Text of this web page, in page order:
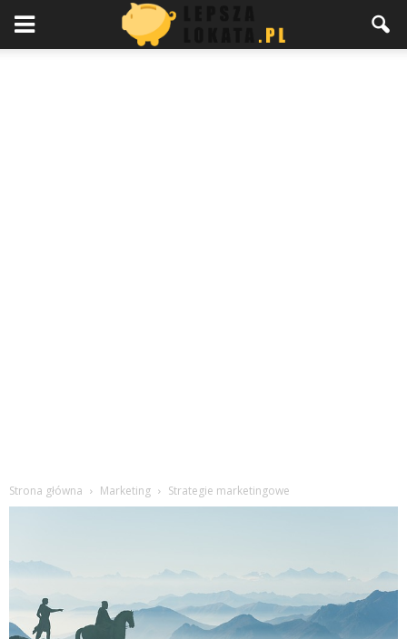
Strona główna Marketing Strategie marketingowe